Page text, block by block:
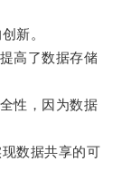
新。
高了数据存储
性，因为数据
数据共享的可